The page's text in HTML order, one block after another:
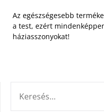
Az egészségesebb
a test, ezért
háziasszonyokat!